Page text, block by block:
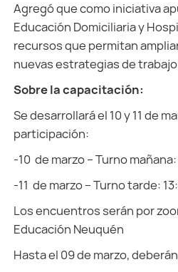
Agregó que como iniciativa
Educación Domiciliaria y
recursos que permitan
nuevas estrategias de
Sobre la capacitación:
Se desarrollará el 10 y 11 de
participación:
-10 de marzo – Turno
-11 de marzo – Turno tarde:
Los encuentros serán por
Educación Neuquén
Hasta el 09 de marzo,